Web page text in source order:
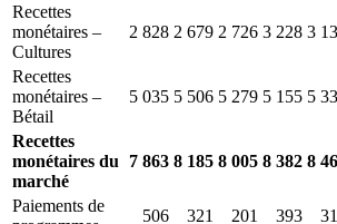
Recettes
monétaires –
Cultures
2 828 2 679 2 726 3 228 3
Recettes
monétaires –
Bétail
5 035 5 506 5 279 5 155 5
Recettes
monétaires du
marché
7 863 8 185 8 005 8 382 8
Paiements de
506 321 201 393